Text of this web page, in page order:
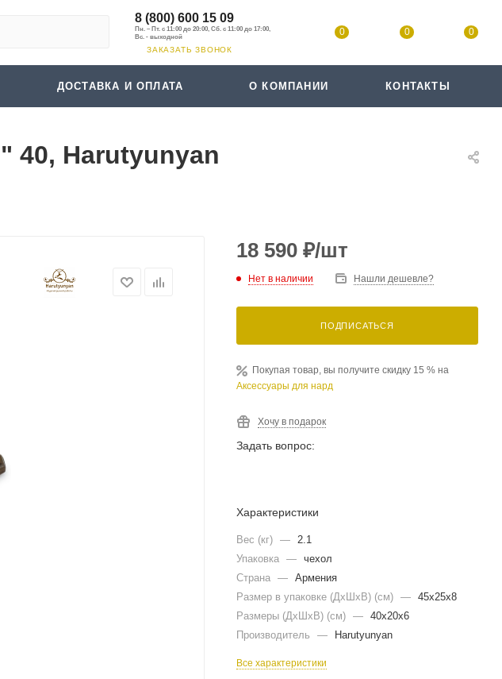
8 (800) 600 15 09
ЗАКАЗАТЬ ЗВОНОК
0 0 0
ДОСТАВКА И ОПЛАТА О КОМПАНИИ КОНТАКТЫ
Harutyunyan
18 590 ₽/шт
Нет в наличии Нашли дешевле?
ПОДПИСАТЬСЯ
Покупая товар, вы получите скидку 15 % на
Аксессуары для нард
Хочу в подарок
Задать вопрос:
Характеристики
Вес (кг) —
2.1
Упаковка — чехол
Страна — Армения
Размер в упаковке (ДхШxВ) (см) — 45х25х8
Размеры (ДxШxВ) (см) — 40х20х6
Производитель
— Harutyunyan
Все характеристики